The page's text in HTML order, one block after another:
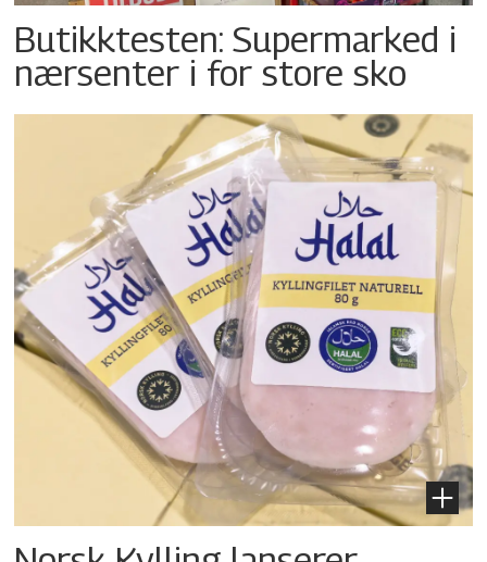
Butikktesten: Supermarked i
nærsenter i for store sko